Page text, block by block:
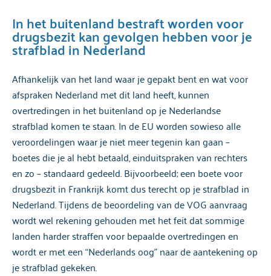
In het buitenland bestraft worden voor
drugsbezit kan gevolgen hebben voor je
strafblad in Nederland
Afhankelijk van het land waar je gepakt bent en wat voor
afspraken Nederland met dit land heeft, kunnen
overtredingen in het buitenland op je Nederlandse
strafblad komen te staan. In de EU worden sowieso alle
veroordelingen waar je niet meer tegenin kan gaan –
boetes die je al hebt betaald, einduitspraken van rechters
en zo – standaard gedeeld. Bijvoorbeeld; een boete voor
drugsbezit in Frankrijk komt dus terecht op je strafblad in
Nederland. Tijdens de beoordeling van de VOG aanvraag
wordt wel rekening gehouden met het feit dat sommige
landen harder straffen voor bepaalde overtredingen en
wordt er met een “Nederlands oog” naar de aantekening op
je strafblad gekeken.